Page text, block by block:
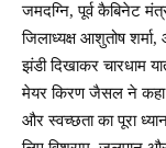
जमदग्नि, पूर्व कैबिनेट
जिलाध्यक्ष आशुतोष
झंडी दिखाकर चारधाम
मेयर किरण जैसल ने कहा
और स्वच्छता का पूरा